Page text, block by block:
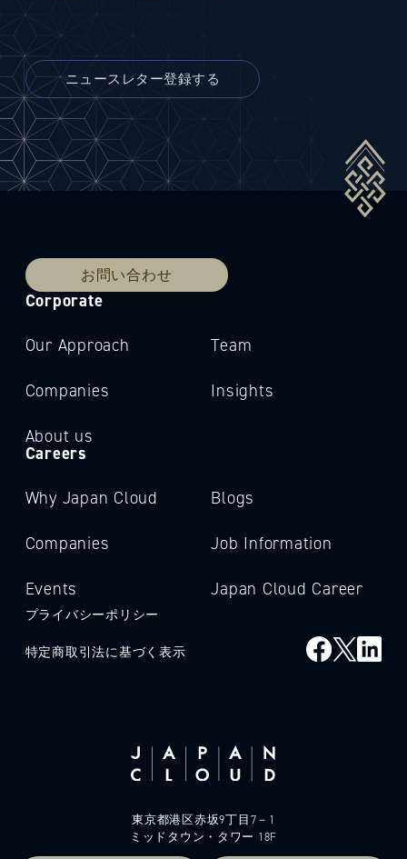
お問い合わせ
Corporate
Our Approach
Companies
About us
Team
Insights
Careers
Why Japan Cloud
Companies
Events
Blogs
Job Information
Japan Cloud Career
プライバシーポリシー
特定商取引法に基づく表示
東京都港区赤坂9丁目7－1
ミッドタウン・タワー 18F